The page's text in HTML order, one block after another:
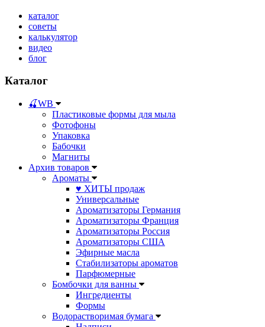
каталог
советы
калькулятор
видео
блог
Каталог
🍒WB
Пластиковые формы для мыла
Фотофоны
Упаковка
Бабочки
Магниты
Архив товаров
Ароматы
♥ ХИТЫ продаж
Универсальные
Ароматизаторы Германия
Ароматизаторы Франция
Ароматизаторы Россия
Ароматизаторы США
Эфирные масла
Стабилизаторы ароматов
Парфюмерные
Бомбочки для ванны
Ингредиенты
Формы
Водорастворимая бумага